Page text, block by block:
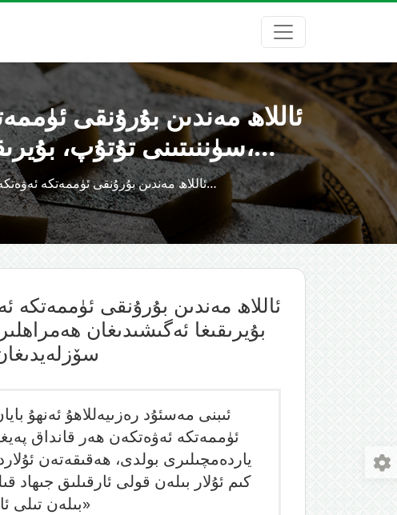
ئاللاھ مەندىن بۇرۇنقى
سۈننىتىنى تۇتۇپ، بۇيرىقىغا ئەگىشىدىغان ھەمراھلىرى ۋە ياردەمچىلىرى بولدى،…
ئاللاھ مەندىن بۇرۇنقى ئۈممەتكە ئەۋەتكەن ھەر قانداق پەيغەمبەرنىڭ ئۈممىتى ئىچىدىن سۈننىتىنى تۇتۇپ، بۇيرىقىغا…
ئاللاھ مەندىن بۇرۇنقى ئۈممەتكە
بۇيرىقىغا ئەگىشىدىغان
ئىبنى مەسئۇد رەزىيەللاھۇ ئەنھۇ
ئۈممەتكە ئەۋەتكەن ھەر قانداق
ياردەمچىلىرى بولدى، ھەقىقەتەن
كىم ئۇلار بىلەن قولى ئارقىلىق جىھاد
بىلەن تىلى ئارقىلىق جىھاد قىلسا، ئۇمۇ مۆمىندۇر، ئۇنىڭ كەينىدە قىچىنىڭ ئۇرۇغىچىلىكمۇ ئىمان يوق»